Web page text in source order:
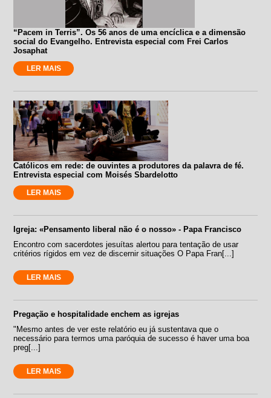
“Pacem in Terris”. Os 56 anos de uma encíclica e a dimensão
social do Evangelho. Entrevista especial com Frei Carlos
Josaphat
LER MAIS
Católicos em rede: de ouvintes a produtores da palavra de fé.
Entrevista especial com Moisés Sbardelotto
LER MAIS
Igreja: «Pensamento liberal não é o nosso» - Papa Francisco
Encontro com sacerdotes jesuítas alertou para tentação de usar
critérios rígidos em vez de discernir situações O Papa Fran[...]
LER MAIS
Pregação e hospitalidade enchem as igrejas
"Mesmo antes de ver este relatório eu já sustentava que o
necessário para termos uma paróquia de sucesso é haver uma boa
preg[...]
LER MAIS